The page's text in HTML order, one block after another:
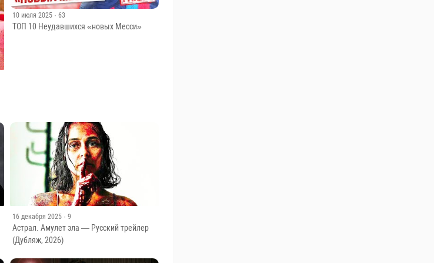
10 июля 2025 · 63
ТОП 10 Неудавшихся «новых Месси»
16 декабря 2025 · 9
Астрал. Амулет зла — Русский трейлер
(Дубляж, 2026)